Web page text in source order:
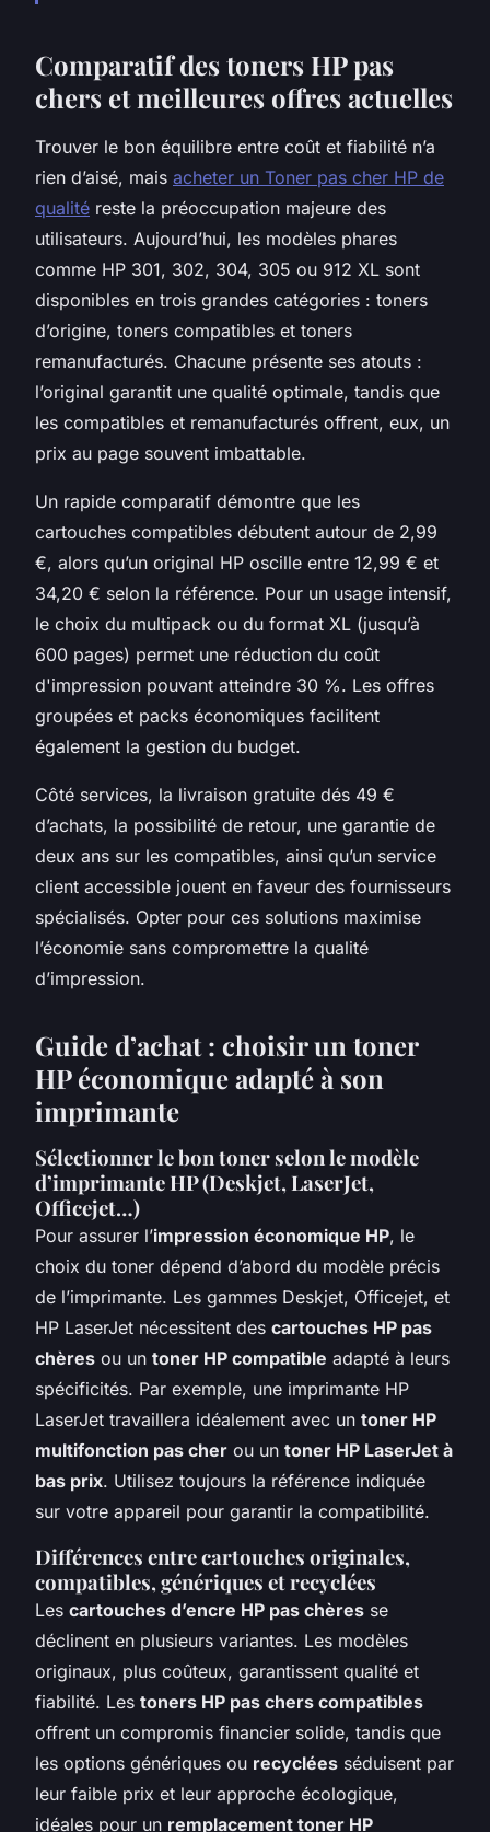
Comparatif des toners HP pas
chers et meilleures offres actuelles
Trouver le bon équilibre entre coût et fiabilité n’a
rien d’aisé, mais acheter un Toner pas cher HP de
qualité reste la préoccupation majeure des
utilisateurs. Aujourd’hui, les modèles phares
comme HP 301, 302, 304, 305 ou 912 XL sont
disponibles en trois grandes catégories : toners
d’origine, toners compatibles et toners
remanufacturés. Chacune présente ses atouts :
l’original garantit une qualité optimale, tandis que
les compatibles et remanufacturés offrent, eux, un
prix au page souvent imbattable.
Un rapide comparatif démontre que les
cartouches compatibles débutent autour de 2,99
€, alors qu’un original HP oscille entre 12,99 € et
34,20 € selon la référence. Pour un usage intensif,
le choix du multipack ou du format XL (jusqu’à
600 pages) permet une réduction du coût
d'impression pouvant atteindre 30 %. Les offres
groupées et packs économiques facilitent
également la gestion du budget.
Côté services, la livraison gratuite dés 49 €
d’achats, la possibilité de retour, une garantie de
deux ans sur les compatibles, ainsi qu’un service
client accessible jouent en faveur des fournisseurs
spécialisés. Opter pour ces solutions maximise
l’économie sans compromettre la qualité
d’impression.
Guide d’achat : choisir un toner
HP économique adapté à son
imprimante
Sélectionner le bon toner selon le modèle
d’imprimante HP (Deskjet, LaserJet,
Officejet…)
Pour assurer l’impression économique HP, le
choix du toner dépend d’abord du modèle précis
de l’imprimante. Les gammes Deskjet, Officejet, et
HP LaserJet nécessitent des cartouches HP pas
chères ou un toner HP compatible adapté à leurs
spécificités. Par exemple, une imprimante HP
LaserJet travaillera idéalement avec un toner HP
multifonction pas cher ou un toner HP LaserJet à
bas prix. Utilisez toujours la référence indiquée
sur votre appareil pour garantir la compatibilité.
Différences entre cartouches originales,
compatibles, génériques et recyclées
Les cartouches d’encre HP pas chères se
déclinent en plusieurs variantes. Les modèles
originaux, plus coûteux, garantissent qualité et
fiabilité. Les toners HP pas chers compatibles
offrent un compromis financier solide, tandis que
les options génériques ou recyclées séduisent par
leur faible prix et leur approche écologique,
idéales pour un remplacement toner HP